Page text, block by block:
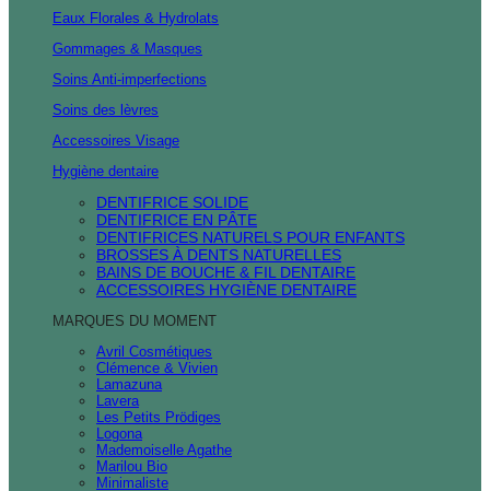
Eaux Florales & Hydrolats
Gommages & Masques
Soins Anti-imperfections
Soins des lèvres
Accessoires Visage
Hygiène dentaire
DENTIFRICE SOLIDE
DENTIFRICE EN PÂTE
DENTIFRICES NATURELS POUR ENFANTS
BROSSES À DENTS NATURELLES
BAINS DE BOUCHE & FIL DENTAIRE
ACCESSOIRES HYGIÈNE DENTAIRE
MARQUES DU MOMENT
Avril Cosmétiques
Clémence & Vivien
Lamazuna
Lavera
Les Petits Prödiges
Logona
Mademoiselle Agathe
Marilou Bio
Minimaliste